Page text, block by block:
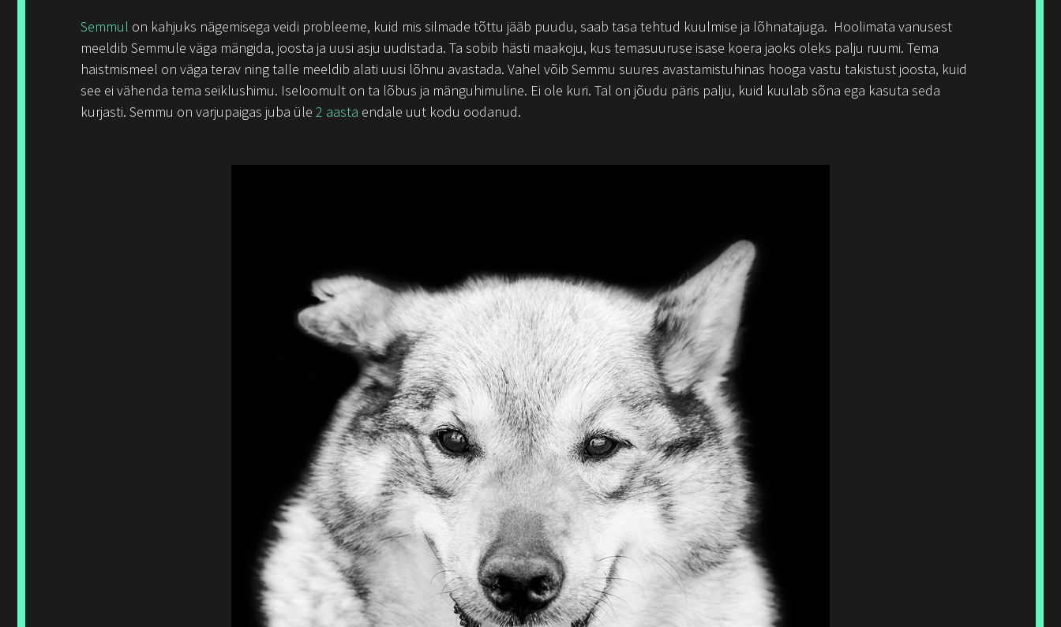
Semmul on kahjuks nägemisega veidi probleeme, kuid mis silmade tõttu jääb puudu, saab tasa tehtud kuulmise ja lõhnatajuga. Hoolimata vanusest
meeldib Semmule väga mängida, joosta ja uusi asju uudistada. Ta sobib hästi maakoju, kus temasuuruse isase koera jaoks oleks palju ruumi. Tema
haistmismeel on väga terav ning talle meeldib alati uusi lõhnu avastada. Vahel võib Semmu suures avastamistuhinas hooga vastu takistust joosta, kuid
see ei vähenda tema seiklushimu. Iseloomult on ta lõbus ja mänguhimuline. Ei ole kuri. Tal on jõudu päris palju, kuid kuulab sõna ega kasuta seda
kurjasti. Semmu on varjupaigas juba üle 2 aasta endale uut kodu oodanud.